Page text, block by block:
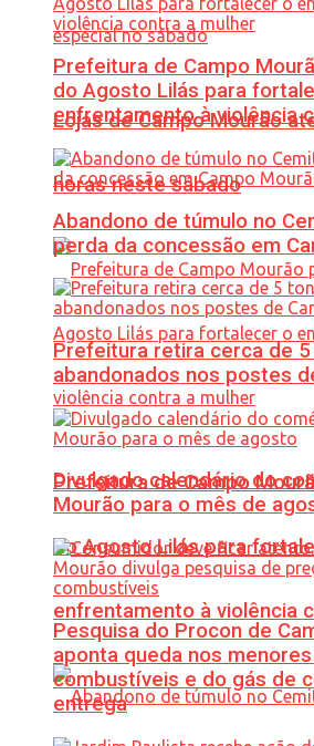
Lojas de Campo Mourão
horas neste sábado
Prefeitura de Campo
do Agosto Lilás para
enfrentamento à violência
Prefeitura de Campo
do Agosto Lilás para
enfrentamento à violência
Abandono de túmulo no
perda da concessão em
Prefeitura retira cerca de
abandonados nos postes
Divulgado calendário do
Mourão para o mês de
Pesquisa do Procon de
aponta queda nos
combustíveis e do gás de
entrega